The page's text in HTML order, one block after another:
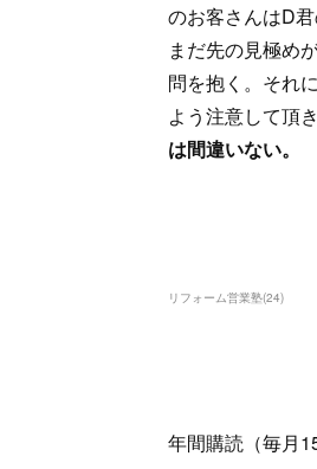
のお客さんはD
まだ先の見極め
問を抱く。それ
よう注意して頂
は間違いない。
リフォーム営業塾(24)
年間購読（毎月